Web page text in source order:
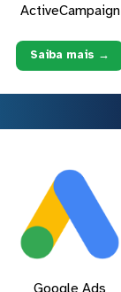
ActiveCampaign
Saiba mais →
Google Ads